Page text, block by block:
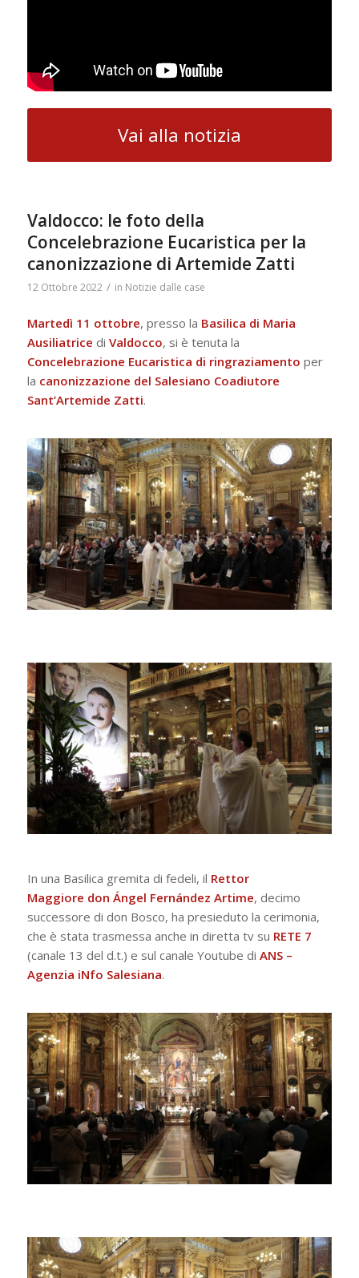
Vai alla notizia
Valdocco: le foto della
Concelebrazione Eucaristica per la
canonizzazione di Artemide Zatti
12 Ottobre 2022 / in Notizie dalle case
Martedì 11 ottobre, presso la Basilica di Maria
Ausiliatrice di Valdocco, si è tenuta la
Concelebrazione Eucaristica di ringraziamento per
la canonizzazione del Salesiano Coadiutore
Sant’Artemide Zatti.
In una Basilica gremita di fedeli, il Rettor
Maggiore don Ángel Fernández Artime, decimo
successore di don Bosco, ha presieduto la cerimonia,
che è stata trasmessa anche in diretta tv su RETE 7
(canale 13 del d.t.) e sul canale Youtube di ANS –
Agenzia iNfo Salesiana.